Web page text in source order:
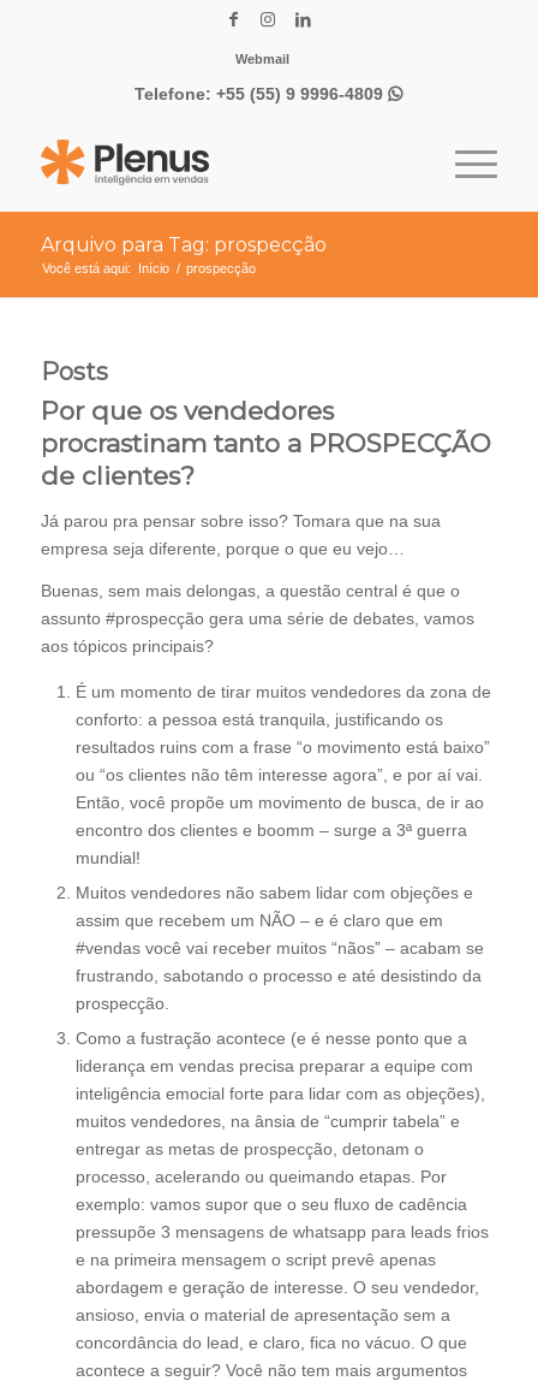
Webmail
Telefone:+55 (55) 9 9996-4809
Arquivo para Tag: prospecção
Você está aqui: Início / prospecção
Posts
Por que os vendedores
procrastinam tanto a PROSPECÇÃO
de clientes?
Já parou pra pensar sobre isso? Tomara que na sua
empresa seja diferente, porque o que eu vejo…
Buenas, sem mais delongas, a questão central é que o
assunto #prospecção gera uma série de debates, vamos
aos tópicos principais?
É um momento de tirar muitos vendedores da zona de
conforto: a pessoa está tranquila, justificando os
resultados ruins com a frase “o movimento está baixo”
ou “os clientes não têm interesse agora”, e por aí vai.
Então, você propõe um movimento de busca, de ir ao
encontro dos clientes e boomm – surge a 3ª guerra
mundial!
Muitos vendedores não sabem lidar com objeções e
assim que recebem um NÃO – e é claro que em
#vendas você vai receber muitos “nãos” – acabam se
frustrando, sabotando o processo e até desistindo da
prospecção.
Como a fustração acontece (e é nesse ponto que a
liderança em vendas precisa preparar a equipe com
inteligência emocial forte para lidar com as objeções),
muitos vendedores, na ânsia de “cumprir tabela” e
entregar as metas de prospecção, detonam o
processo, acelerando ou queimando etapas. Por
exemplo: vamos supor que o seu fluxo de cadência
pressupõe 3 mensagens de whatsapp para leads frios
e na primeira mensagem o script prevê apenas
abordagem e geração de interesse. O seu vendedor,
ansioso, envia o material de apresentação sem a
concordância do lead, e claro, fica no vácuo. O que
acontece a seguir? Você não tem mais argumentos